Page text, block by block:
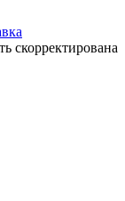
скорректирована